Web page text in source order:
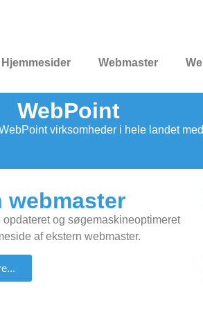
Hjemmesider Webmaster
WebPoint
virksomheder i hele landet
webmaster
opdateret og søgemaskineoptimeret
af ekstern webmaster.